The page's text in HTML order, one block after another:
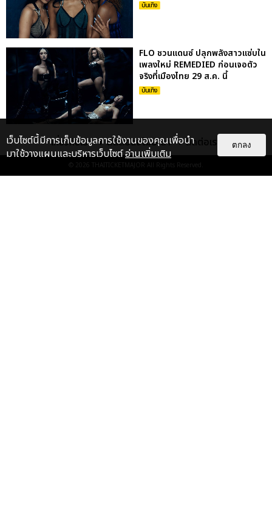
บันเทิง
FLO ชวนแดนซ์ ปลุกพลังสาวแซ่บใน
เพลงใหม่ REMEDIED ก่อนเจอตัว
จริงที่เมืองไทย 29 ส.ค. นี้
บันเทิง
เตโช-ปิง ชวนดูแมตซ์แรกซีรีส์
“MATCH POINT รักนี้ต้องเสิร์ฟ”
พร้อมชมโชว์พิเศษ กดบัตร 19...
บันเทิง
เกี่ยวกับเรา ติดต่อลงโฆษณา ติดต่อเรา
© 2026 THAITICKETMAJOR All Rights Reserved.
เว็บไซต์นี้มีการเก็บข้อมูลการใช้งานของคุณเพื่อนำ
มาใช้วางแผนและบริหารเว็บไซต์อ่านเพิ่มเติม
ตกลง